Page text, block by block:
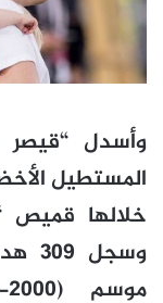
وأسدل “قيصر